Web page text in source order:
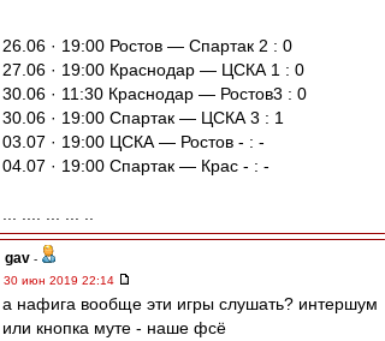
26.06 · 19:00 Ростов — Спартак 2 : 0
27.06 · 19:00 Краснодар — ЦСКА 1 : 0
30.06 · 11:30 Краснодар — Ростов3 : 0
30.06 · 19:00 Спартак — ЦСКА 3 : 1
03.07 · 19:00 ЦСКА — Ростов - : -
04.07 · 19:00 Спартак — Крас - : -
gav -
30 июн 2019 22:14
а нафига вообще эти игры слушать? интершум
или кнопка муте - наше фсё